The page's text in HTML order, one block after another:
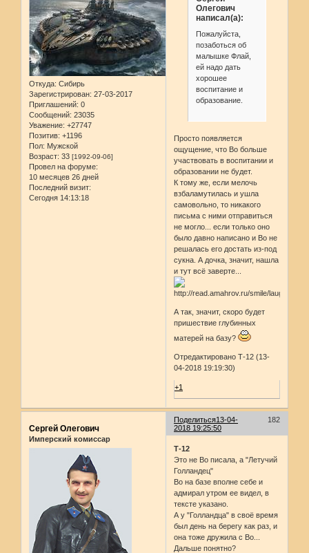
Откуда: Сибирь
Зарегистрирован: 27-03-2017
Приглашений: 0
Сообщений: 23035
Уважение: +27747
Позитив: +1196
Пол: Мужской
Возраст: 33 [1992-09-06]
Провел на форуме:
10 месяцев 26 дней
Последний визит:
Сегодня 14:13:18
Олегович
написал(а):
Пожалуйста,
позаботься об
малышке Флай,
ей надо дать
хорошее
воспитание и
образование.
Просто появляется
ощущение, что Во больше
участвовать в воспитании и
образовании не будет.
К тому же, если мелочь
взбаламутилась и ушла
самовольно, то никакого
письма с ними отправиться
не могло... если только оно
было давно написано и Во не
решалась его достать из-под
сукна. А дочка, значит, нашла
и тут всё заверте...
А так, значит, скоро будет
пришествие глубинных
матерей на базу?
Отредактировано Т-12 (13-
04-2018 19:19:30)
+1
Поделиться 182
13-04-
2018 19:25:50
Сергей Олегович
Имперский комиссар
Т-12
Это не Во писала, а "Летучий
Голландец"
Во на базе вполне себе и
адмирал утром ее видел, в
тексте указано.
А у "Голландца" в своё время
был день на берегу как раз, и
она тоже дружила с Во...
Дальше понятно?